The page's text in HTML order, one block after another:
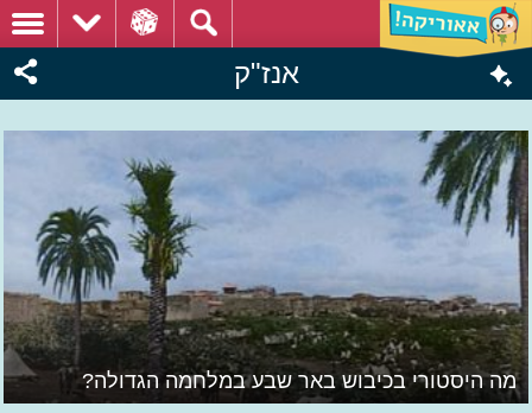
אנז"ק
מה היסטורי בכיבוש באר שבע במלחמה הגדולה?